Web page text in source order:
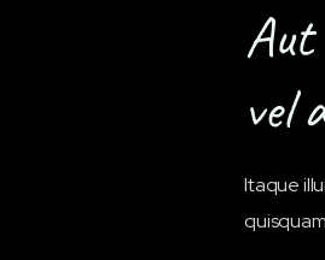
Aut
vel
Itaque